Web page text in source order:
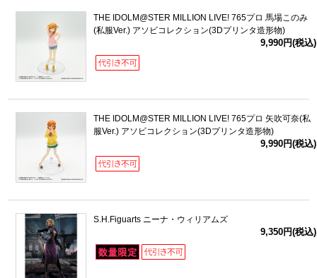
THE IDOLM@STER MILLION LIVE! 765プロ 馬場このみ
(私服Ver.) アソビコレクション(3Dプリンタ造形物)
9,990円(税込)
THE IDOLM@STER MILLION LIVE! 765プロ 矢吹可奈(私
服Ver.) アソビコレクション(3Dプリンタ造形物)
9,990円(税込)
S.H.Figuarts ニーナ・ウィリアムズ
9,350円(税込)